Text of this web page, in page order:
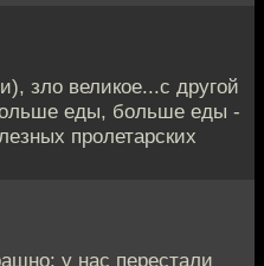
зло великое...с другой
еды, больше еды -
пролетарских
у нас перестали